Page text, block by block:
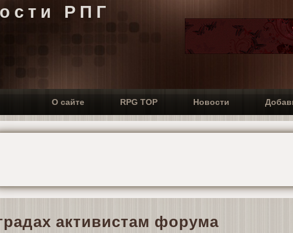
РПГ
О сайте RPG TOP Новости
активистам форума